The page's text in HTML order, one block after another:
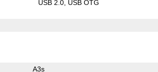
USB 2.0 USB OTG
A3s